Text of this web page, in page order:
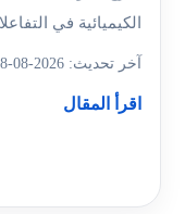
الكيميائية في
آخر تحديث: 2026-08-08
اقرأ المقال